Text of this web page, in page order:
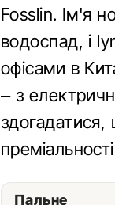
Fosslin. Ім'я
водоспад, і
офісами в
– з
здогадатися,
Пальне